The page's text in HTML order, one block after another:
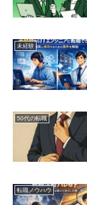
未経験
50代の転職
転職ノウハウ